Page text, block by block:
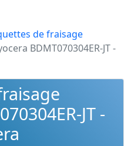
de fraisage
BDMT070304ER-JT -
JT -